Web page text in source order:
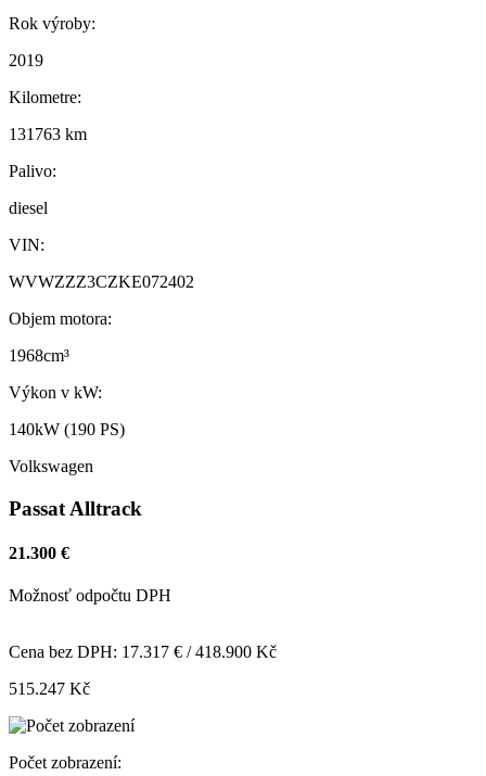
Rok výroby:
2019
Kilometre:
131763 km
Palivo:
diesel
VIN:
WVWZZZ3CZKE072402
Objem motora:
1968cm³
Výkon v kW:
140kW (190 PS)
Volkswagen
Passat Alltrack
21.300 €
Možnosť odpočtu DPH
Cena bez DPH: 17.317 € / 418.900 Kč
515.247 Kč
Počet zobrazení: